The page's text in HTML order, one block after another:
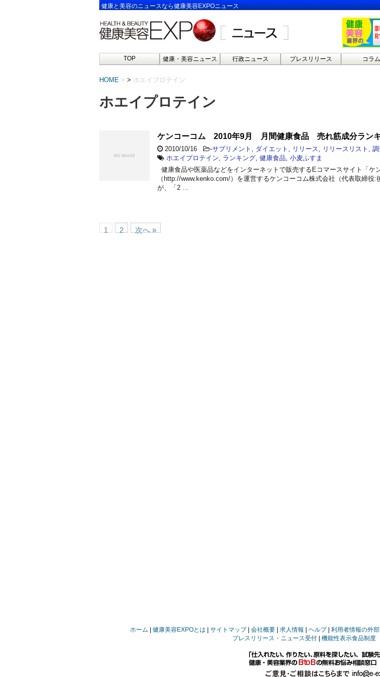
健康と美容のニュースなら健康美容EXPOニュース
TOP 健康・美容ニュース 行政ニュース プレスリリース コラム
HOME > ホエイプロテイン
ホエイプロテイン
ケンコーコム 2010年9月 月間健康食品 売れ筋成分ラン
2010/10/16 -サプリメント ダイエット リリース リリースリスト
調
ホエイプロテイン
ランキング 健康食品 小麦ふすま
健康食品や医薬品などをインターネットで販売するEコマースサイト「ケ
（http://www.kenko.com/）を運営するケンコーコム株式会社（代表取締役:
が、「2 …
1 2 次へ »
ホーム 健康美容EXPOとは サイトマップ 会社概要 求人情報 ヘルプ 利用者情報の外
プレスリリース・ニュース受付
機能性表示食品制度